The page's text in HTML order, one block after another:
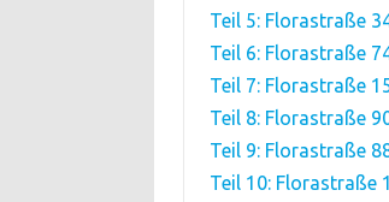
Teil 5: Florastraße
Teil 6: Florastraße
Teil 7: Florastraße
Teil 8: Florastraße
Teil 9: Florastraße
Teil 10: Florastraße